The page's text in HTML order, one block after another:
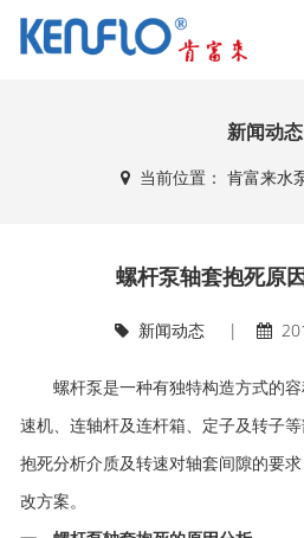
新闻动态
当前位置： 肯富来水
螺杆泵轴套抱死原
新闻动态|
螺杆泵是一种有独特构造方式的容
速机、连轴杆及连杆箱、定子及转子
抱死分析介质及转速对轴套间隙的要
改方案。